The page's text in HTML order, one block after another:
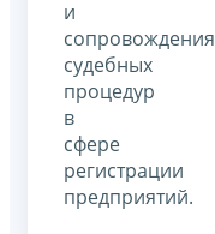
и
сопровождения
судебных
процедур
в
сфере
регистрации
предприятий.